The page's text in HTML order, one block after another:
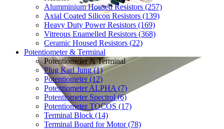
Alumminium Housed Resistors (257)
Axial Coated Silicon Resistors (139)
Heavy Duty Power Resistors (169)
Vitreous Enamelled Resistors (368)
Ceramic Housed Resistors (22)
Potentiometer & Terminal
Potentiometer & Terminal
Plug Karl Jung (1)
Potentiometer (12)
Potentiometer ALPHA (7)
Potentiometer Spectrol (6)
Potentiometer TOCOS (17)
Terminal Block (14)
Terminal Board for Motor (78)